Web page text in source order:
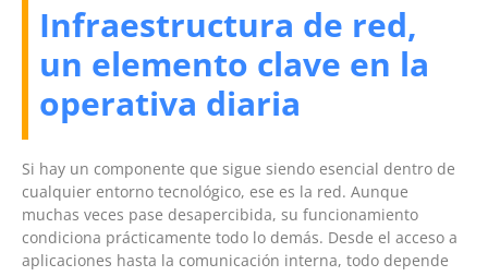
Infraestructura de red,
un elemento clave en la
operativa diaria
Si hay un componente que sigue siendo esencial dentro de
cualquier entorno tecnológico, ese es la red. Aunque
muchas veces pase desapercibida, su funcionamiento
condiciona prácticamente todo lo demás. Desde el acceso a
aplicaciones hasta la comunicación interna, todo depende